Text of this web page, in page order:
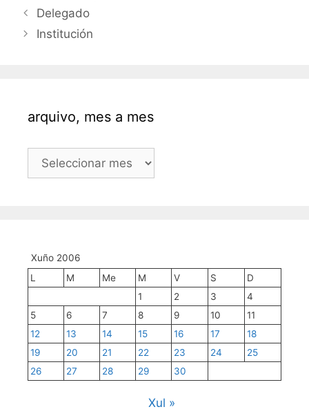
Delegado
Institución
arquivo, mes a mes
arquivo,
mes
Xuño 2006
L
M Me M V S
D
1
2 3
4
5
6 7 8 9 10
11
12
13 14 15 16 17
18
19
20 21 22 23 24
25
26
27 28 29 30
Xul »